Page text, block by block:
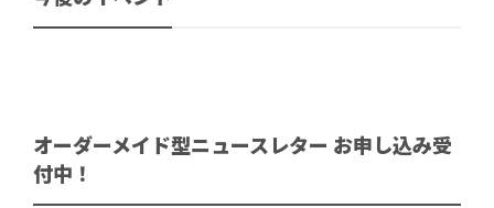
オーダーメイド型ニュースレター お申し込み受
付中！